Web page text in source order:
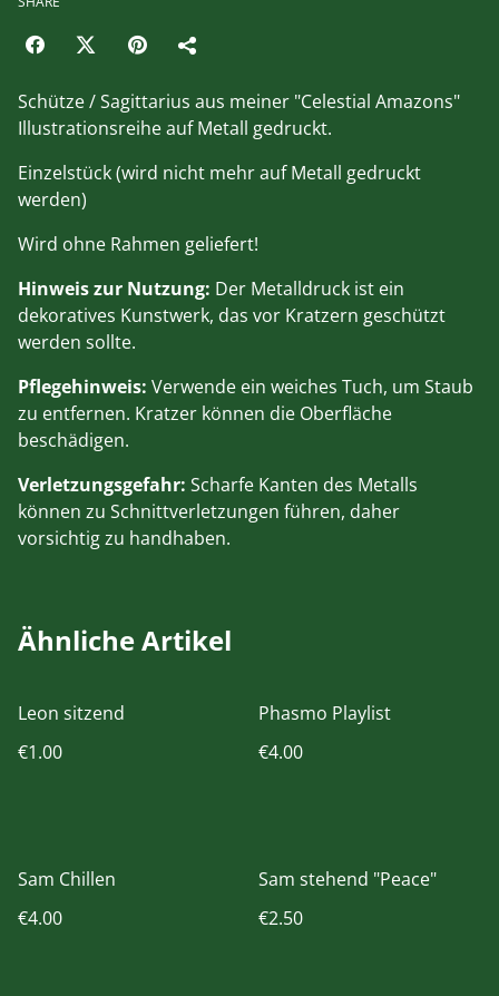
Schütze / Sagittarius aus meiner "Celestial Amazons"
Illustrationsreihe auf Metall gedruckt.
Einzelstück (wird nicht mehr auf Metall gedruckt
werden)
Wird ohne Rahmen geliefert!
Hinweis zur Nutzung: Der Metalldruck ist ein
dekoratives Kunstwerk, das vor Kratzern geschützt
werden sollte.
Pflegehinweis: Verwende ein weiches Tuch, um Staub
zu entfernen. Kratzer können die Oberfläche
beschädigen.
Verletzungsgefahr: Scharfe Kanten des Metalls
können zu Schnittverletzungen führen, daher
vorsichtig zu handhaben.
Ähnliche Artikel
Leon sitzend
€1.00
Phasmo Playlist
€4.00
Sam Chillen
€4.00
Sam stehend "Peace"
€2.50